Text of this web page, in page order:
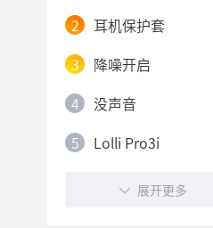
2
耳机保护套
3
降噪开启
4
没声音
5
Lolli Pro3i
展开更多